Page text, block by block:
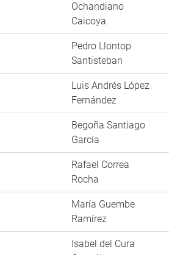
Ochandiano
Caicoya
Pedro Llontop
Santisteban
Luis Andrés López
Fernández
Begoña Santiago
García
Rafael Correa
Rocha
María Guembe
Ramírez
Isabel del Cura